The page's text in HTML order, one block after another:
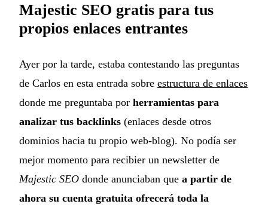
Majestic SEO gratis para tus
propios enlaces entrantes
Ayer por la tarde, estaba contestando las preguntas
de Carlos en esta entrada sobre estructura de enlaces
donde me preguntaba por herramientas para
analizar tus backlinks (enlaces desde otros
dominios hacia tu propio web-blog). No podía ser
mejor momento para recibier un newsletter de
Majestic SEO donde anunciaban que a partir de
ahora su cuenta gratuita ofrecerá toda la